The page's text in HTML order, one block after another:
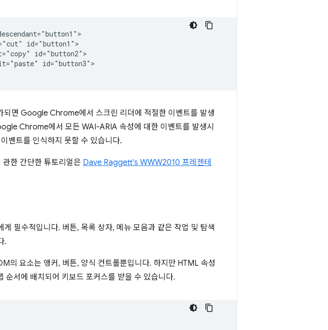
id="button1">
id="button2">
id="button3">
면 Google Chrome에서 스크린 리더에 적절한 이벤트를 발생
Chrome에서 모든 WAI-ARIA 속성에 대한 이벤트를 발생시
벤트를 인식하지 못할 수 있습니다.
한 간단한 튜토리얼은 Dave Raggett's WWW2010 프레젠테
필수적입니다. 버튼, 목록 상자, 메뉴 모음과 같은 작업 및 탐색
.
의 요소는 앵커, 버튼, 양식 컨트롤뿐입니다. 하지만 HTML 속성
순서에 배치되어 키보드 포커스를 받을 수 있습니다.